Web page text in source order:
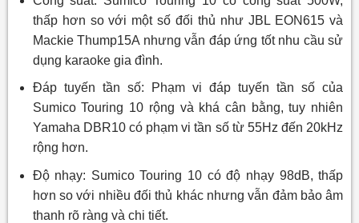
thấp hơn so với một số đối thủ như JBL EON615 và
Mackie Thump15A nhưng vẫn đáp ứng tốt nhu cầu sử
dụng karaoke gia đình.
Đáp tuyến tần số: Phạm vi đáp tuyến tần số của
Sumico Touring 10 rộng và khá cân bằng, tuy nhiên
Yamaha DBR10 có phạm vi tần số từ 55Hz đến 20kHz
rộng hơn.
Độ nhạy: Sumico Touring 10 có độ nhạy 98dB, thấp
hơn so với nhiều đối thủ khác nhưng vẫn đảm bảo âm
thanh rõ ràng và chi tiết.